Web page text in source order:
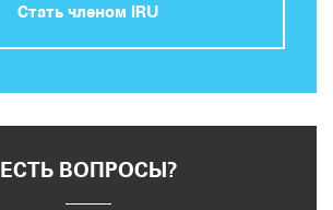
Стать членом IRU
ЕСТЬ ВОПРОСЫ?